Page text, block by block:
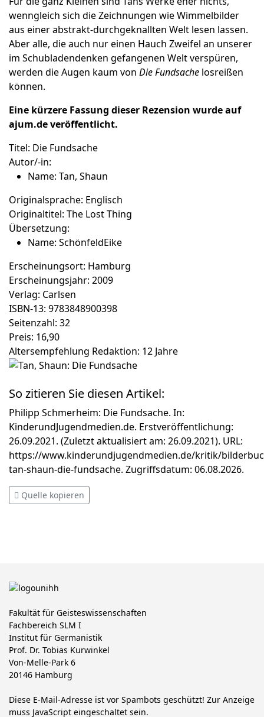
wenngleich sich die Zeichnungen wie Wimmelbilder
aus einer abstrakt-durchgeknallten Welt lesen lassen.
Aber alle, die auch nur einen Hauch Zweifel an unserer
im Schubladendenken gefangenen Welt verspüren,
werden die Augen kaum von Die Fundsache losreißen
können.
Eine kürzere Fassung dieser Rezension wurde auf
ajum.deveröffentlicht.
Titel: Die Fundsache
Autor/-in:
Name: Tan, Shaun
Originalsprache: Englisch
Originaltitel: The Lost Thing
Übersetzung:
Name: SchönfeldEike
Erscheinungsort: Hamburg
Erscheinungsjahr: 2009
Verlag: Carlsen
ISBN-13: 9783848900398
Seitenzahl: 32
Preis: 16,90
Altersempfehlung Redaktion: 12 Jahre
So zitieren Sie diesen Artikel:
Philipp Schmerheim: Die Fundsache. In:
KinderundJugendmedien.de. Erstveröffentlichung:
26.09.2021. (Zuletzt aktualisiert am: 26.09.2021). URL:
https://www.kinderundjugendmedien.de/kritik/
tan-shaun-die-fundsache. Zugriffsdatum: 06.08.2026.
Quelle kopieren
Fakultät für Geisteswissenschaften
Fachbereich SLM I
Institut für Germanistik
Prof. Dr. Tobias Kurwinkel
Von-Melle-Park 6
20146 Hamburg
Diese E-Mail-Adresse ist vor Spambots geschützt! Zur Anzeige
muss JavaScript eingeschaltet sein.